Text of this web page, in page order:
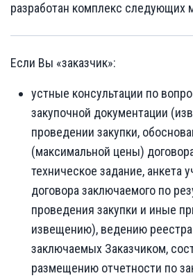
разработан комплекс следующих
Если Вы «заказчик»:
устные консультации по
закупочной документации
проведении закупки,
(максимальной цены)
техническое задание, анкета
договора заключаемого по
проведения закупки и иные
извещению), ведению
заключаемых Заказчиком,
размещению отчетности по